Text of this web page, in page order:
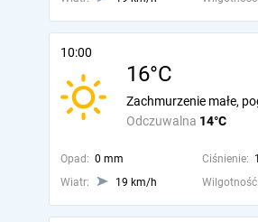
10:00
16°C
Odczuwalna 14°C
Zachmurzenie małe,
Opad: 0 mm Ciśnienie:
Wiatr:
19 km/h Wilgotność: